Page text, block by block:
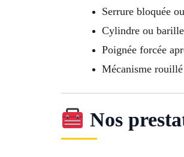
Serrure bloquée
Cylindre ou
Poignée forcée
Mécanisme
Nos